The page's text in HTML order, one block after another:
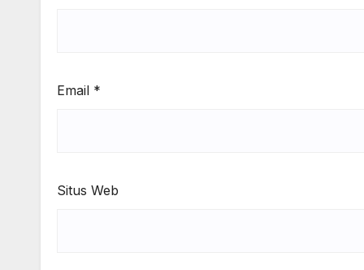
Email *
Situs Web